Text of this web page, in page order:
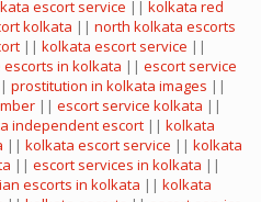
escort service || kolkata red
kolkata || north kolkata escorts
|| kolkata escort service ||
in kolkata || escort service
prostitution in kolkata images ||
|| escort service kolkata ||
independent escort || kolkata
|| kolkata escort service || kolkata
|| escort services in kolkata ||
escorts in kolkata || kolkata